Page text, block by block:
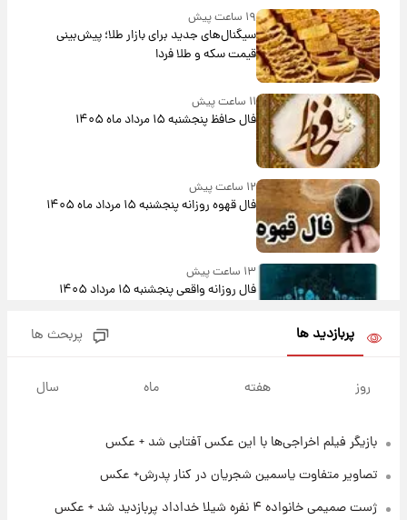
۱۹ ساعت پیش
سیگنال‌های جدید برای بازار طلا؛ پیش‌بینی
قیمت سکه و طلا فردا
۱۱ ساعت پیش
فال حافظ پنجشنبه ۱۵ مرداد ماه ۱۴۰۵
۱۲ ساعت پیش
فال قهوه روزانه پنجشنبه ۱۵ مرداد ماه ۱۴۰۵
۱۳ ساعت پیش
فال روزانه واقعی پنجشنبه ۱۵ مرداد ۱۴۰۵
+ جدول
۱ روز پیش
نام خودرو، مبلغ پیش پرداخت و زمان تحویل |
سود مشارکت چند درصد است؟
پربازدید ها پربحث ها
روز هفته ماه سال
بازیگر فیلم اخراجی‌ها با این عکس آفتابی شد + عکس
تصاویر متفاوت یاسمین شجریان در کنار پدرش+ عکس
ژست صمیمی خانواده ۴ نفره شیلا خداداد پربازدید شد + عکس